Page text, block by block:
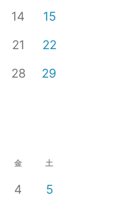
14
15
21
22
28
29
金 土
4
5